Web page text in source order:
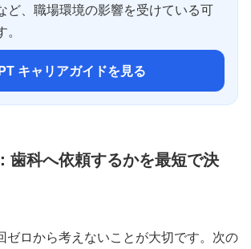
ど、職場環境の影響を受けている可
キャリアガイドを見る
歯科へ依頼するかを最短で決
ゼロから考えないことが大切です。次の